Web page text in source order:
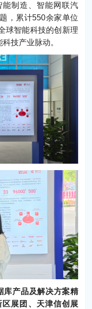
制造、智能网联汽
，累计550余家单位
球智能科技的创新理
技产业脉动。
库产品及解决方案精
展团、天津信创展